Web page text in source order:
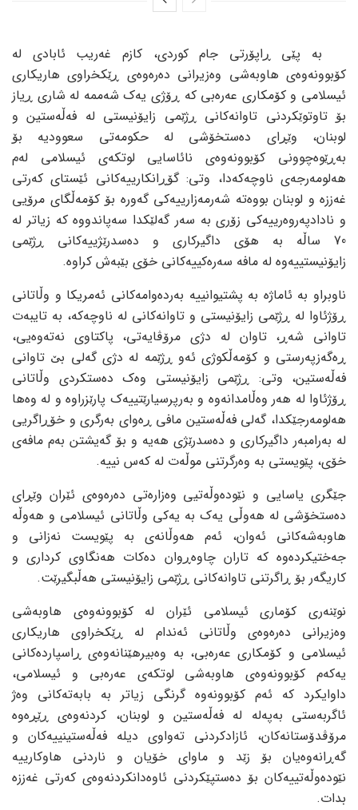
بە پێی ڕاپۆرتی جام کوردی، کازم غەریب ئابادی لە
کۆبوونەوەی هاوبەشی وەزیرانی دەرەوەی ڕێکخراوی هاریکاری
ئیسلامی و کۆمکاری عەرەبی کە ڕۆژی یەک شەممە لە شاری ڕیاز
بۆ تاوتوێکردنی تاوانەکانی ڕژێمی زایۆنیستی لە فەڵەستین و
لوبنان، وێڕای دەستخۆشی لە حکومەتی سعوودیە بۆ
بەڕێوەچوونی کۆبوونەوەی نائاسایی لوتکەی ئیسلامی لەم
هەلومەرجەی ناوچەکەدا، وتی: گۆڕانکارییەکانی ئێستای کەرتی
غەززە و لوبنان بووەتە شەرمەزارییەکی گەورە بۆ کۆمەڵگای مرۆیی
و نادادپەروەرییەکی زۆری بە سەر گەلێکدا سەپاندووە کە زیاتر لە
70 ساڵە بە هۆی داگیرکاری و دەسدرێژییەکانی ڕژێمی
زایۆنیستییەوە لە مافە سەرەکییەکانی خۆی بێبەش کراوە.
ناوبراو بە ئاماژە بە پشتیوانییە بەردەوامەکانی ئەمریکا و وڵاتانی
ڕۆژئاوا لە ڕژێمی زایۆنیستی و تاوانەکانی لە ناوچەکە، بە تایبەت
تاوانی شەڕ، تاوان لە دژی مرۆڤایەتی، پاکتاوی نەتەوەیی،
ڕەگەزپەرستی و کۆمەڵکوژی ئەو ڕژێمە لە دژی گەلی بێ تاوانی
فەڵەستین، وتی: ڕژێمی زایۆنیستی وەک دەستکردی وڵاتانی
ڕۆژئاوا لە هەر وەڵامدانەوە و بەرپرسیارێتییەک پارێزراوە و لە وەها
هەلومەرجێکدا، گەلی فەڵەستین مافی ڕەوای بەرگری و خۆڕاگریی
لە بەرامبەر داگیرکاری و دەسدرێژی هەیە و بۆ گەیشتن بەم مافەی
خۆی، پێویستی بە وەرگرتنی موڵەت لە کەس نییە.
جێگری یاسایی و نێودەوڵەتیی وەزارەتی دەرەوەی ئێران وێڕای
دەستخۆشی لە هەوڵی یەک بە یەکی وڵاتانی ئیسلامی و هەوڵە
هاوبەشەکانی ئەوان، ئەم هەوڵانەی بە پێویست نەزانی و
جەختیکردەوە کە تاران چاوەڕوان دەکات هەنگاوی کرداری و
کاریگەر بۆ ڕاگرتنی تاوانەکانی ڕژێمی زایۆنیستی هەڵبگیرێت.
نوێنەری کۆماری ئیسلامی ئێران لە کۆبوونەوەی هاوبەشی
وەزیرانی دەرەوەی وڵاتانی ئەندام لە ڕێکخراوی هاریکاری
ئیسلامی و کۆمکاری عەرەبی، بە وەبیرهێنانەوەی ڕاسپاردەکانی
یەکەم کۆبوونەوەی هاوبەشی لوتکەی عەرەبی و ئیسلامی،
داوایکرد کە ئەم کۆبوونەوە گرنگی زیاتر بە بابەتەکانی وەژ
ئاگربەستی بەپەلە لە فەڵەستین و لوبنان، کردنەوەی ڕێڕەوە
مرۆڤدۆستانەکان، ئازادکردنی تەواوی دیلە فەڵەستینییەکان و
گەڕانەوەیان بۆ زێد و ماوای خۆیان و ناردنی هاوکارییە
نێودەوڵەتییەکان بۆ دەستپێکردنی ئاوەدانکردنەوەی کەرتی غەززە
بدات.